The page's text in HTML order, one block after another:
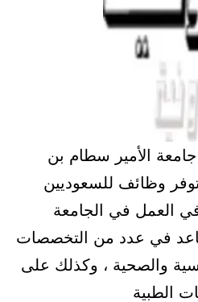
الأمير سطام بن
وظائف للسعوديين
العمل في الجامعة
في عدد من التخصصات
والصحية ، وكذلك على
الطبية